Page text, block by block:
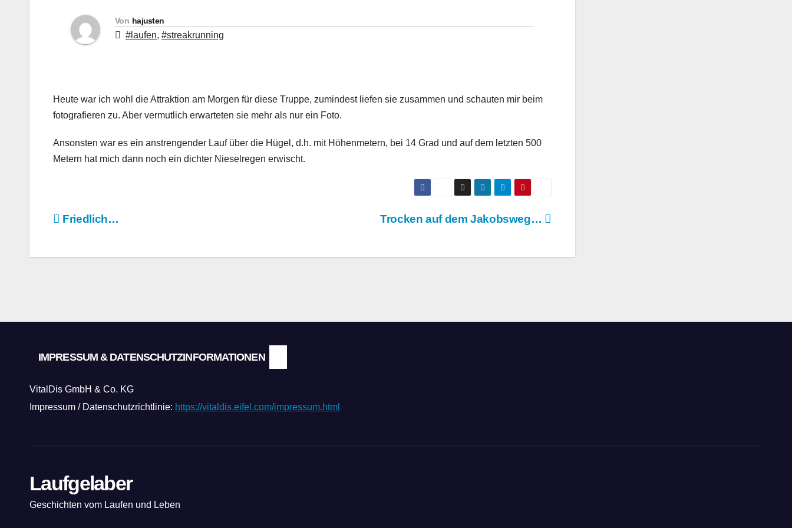
Von hajusten
#laufen, #streakrunning
Heute war ich wohl die Attraktion am Morgen für diese Truppe, zumindest liefen sie zusammen und schauten mir beim
fotografieren zu. Aber vermutlich erwarteten sie mehr als nur ein Foto.
Ansonsten war es ein anstrengender Lauf über die Hügel, d.h. mit Höhenmetern, bei 14 Grad und auf dem letzten 500
Metern hat mich dann noch ein dichter Nieselregen erwischt.
Beitragsnavigation Trocken auf dem Jakobsweg…
Friedlich…
IMPRESSUM & DATENSCHUTZINFORMATIONEN
VitalDis GmbH & Co. KG
Impressum / Datenschutzrichtlinie: https://vitaldis.eifel.com/impressum.html
Laufgelaber
Geschichten vom Laufen und Leben